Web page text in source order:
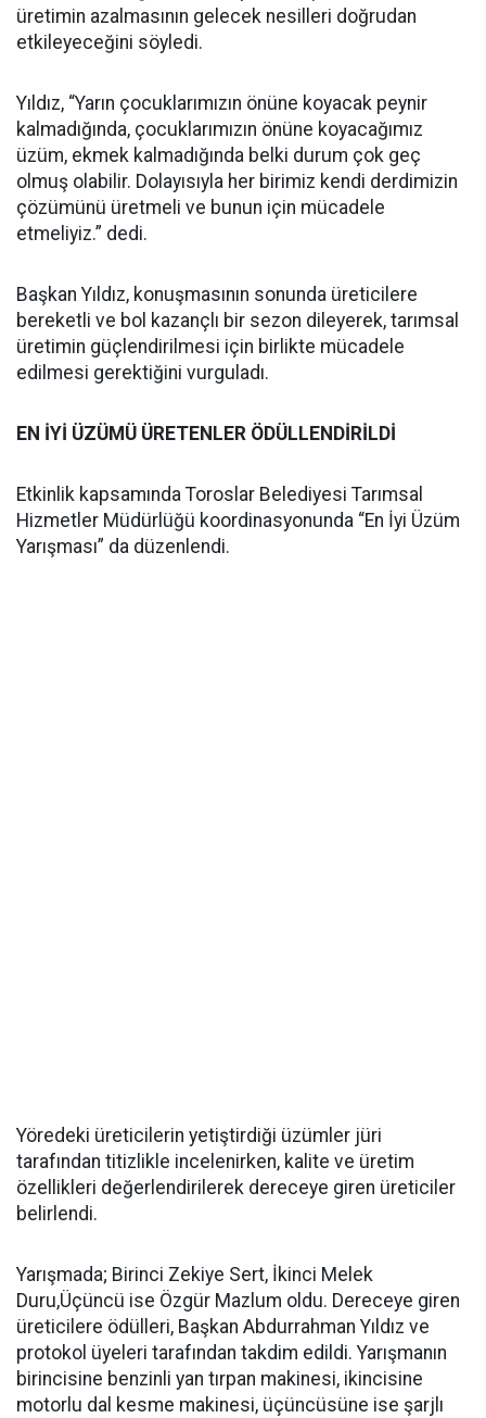
üretimin azalmasının gelecek nesilleri doğrudan
etkileyeceğini söyledi.
Yıldız, “Yarın çocuklarımızın önüne koyacak peynir
kalmadığında, çocuklarımızın önüne koyacağımız
üzüm, ekmek kalmadığında belki durum çok geç
olmuş olabilir. Dolayısıyla her birimiz kendi derdimizin
çözümünü üretmeli ve bunun için mücadele
etmeliyiz.” dedi.
Başkan Yıldız, konuşmasının sonunda üreticilere
bereketli ve bol kazançlı bir sezon dileyerek, tarımsal
üretimin güçlendirilmesi için birlikte mücadele
edilmesi gerektiğini vurguladı.
EN İYİ ÜZÜMÜ ÜRETENLER ÖDÜLLENDİRİLDİ
Etkinlik kapsamında Toroslar Belediyesi Tarımsal
Hizmetler Müdürlüğü koordinasyonunda “En İyi Üzüm
Yarışması” da düzenlendi.
Yöredeki üreticilerin yetiştirdiği üzümler jüri
tarafından titizlikle incelenirken, kalite ve üretim
özellikleri değerlendirilerek dereceye giren üreticiler
belirlendi.
Yarışmada; Birinci Zekiye Sert, İkinci Melek
Duru,Üçüncü ise Özgür Mazlum oldu. Dereceye giren
üreticilere ödülleri, Başkan Abdurrahman Yıldız ve
protokol üyeleri tarafından takdim edildi. Yarışmanın
birincisine benzinli yan tırpan makinesi, ikincisine
motorlu dal kesme makinesi, üçüncüsüne ise şarjlı